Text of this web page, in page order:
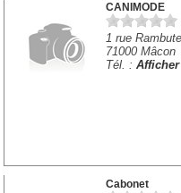
CANIMODE
1 rue
71000 Mâcon
Tél. :
Cabonet